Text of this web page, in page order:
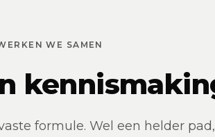
WE SAMEN
formule. Wel een helder